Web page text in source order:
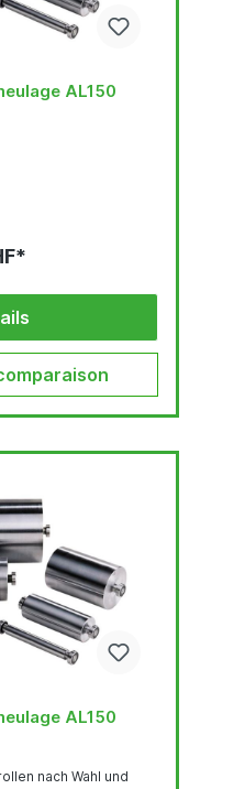
AL150
AL150
nach Wahl und